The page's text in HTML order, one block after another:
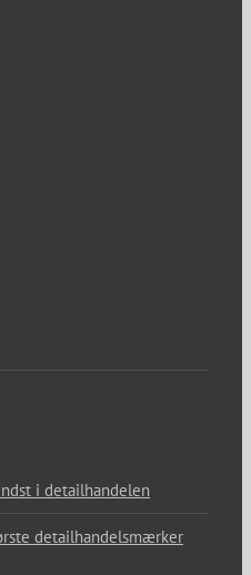
i detailhandelen
detailhandelsmærker